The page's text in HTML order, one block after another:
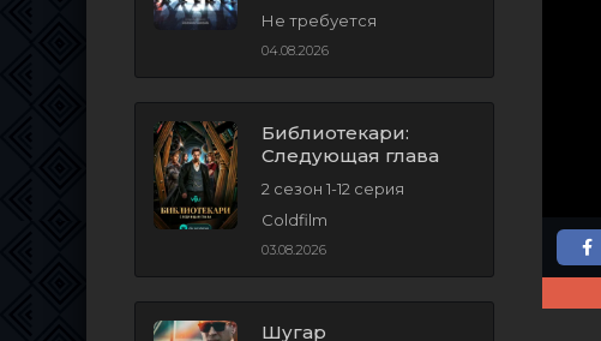
Не требуется
04.08.2026
Библиотекари:
Следующая глава
2 сезон 1-12 серия
Coldfilm
03.08.2026
Шугар